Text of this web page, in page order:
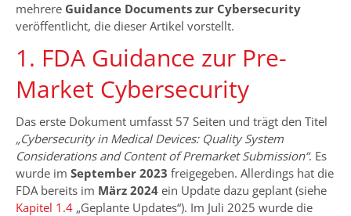
mehrere Guidance Documents zur Cybersecurity
veröffentlicht, die dieser Artikel vorstellt.
1. FDA Guidance zur Pre-
Market Cybersecurity
Das erste Dokument umfasst 57 Seiten und trägt den Titel
„Cybersecurity in Medical Devices: Quality System
Considerations and Content of Premarket Submission“. Es
wurde im September 2023 freigegeben. Allerdings hat die
FDA bereits im März 2024 ein Update dazu geplant (siehe
Kapitel 1.4 „Geplante Updates“). Im Juli 2025 wurde die